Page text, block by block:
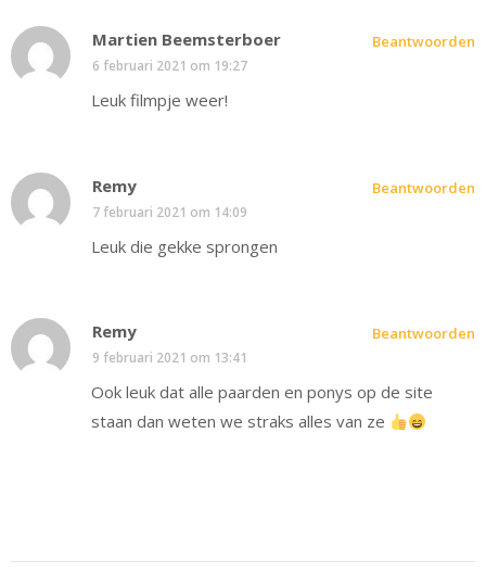
Martien Beemsterboer
6 februari 2021 om 19:27
Leuk filmpje weer!
Beantwoorden
Remy
7 februari 2021 om 14:09
Leuk die gekke sprongen
Beantwoorden
Remy
9 februari 2021 om 13:41
Ook leuk dat alle paarden en ponys op de site
staan dan weten we straks alles van ze
Beantwoorden